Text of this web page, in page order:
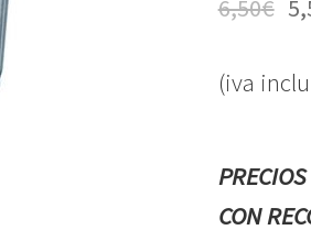
6,50€
(iva
CON